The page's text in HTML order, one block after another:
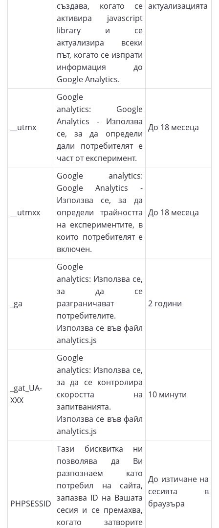
създава, когато се
активира javascript
library и се
актуализира всеки
път, когато се изпрати
информация до
Google Analytics.
актуализацията
__utmx
Google
analytics: Google
Analytics - Използва
се, за да определи
дали потребителят е
част от експеримент.
До 18 месеца
__utmxx
Google analytics:
Google Analytics -
Използва се, за да
определи трайността
на експериментите, в
които потребителят е
включен.
До 18 месеца
_ga
Google
analytics: Използва се,
за да се
разграничават
потребителите.
Използва се във файл
analytics.js
2 години
_gat_UA-
ХХХ
Google
analytics: Използва се,
за да се контролира
скоростта на
запитванията.
Използва се във файл
analytics.js
10 минути
PHPSESSID
Тази бисквитка ни
позволява да Ви
разпознаем като
потребил на сайта,
запазва ID на Вашата
сесия и се премахва,
когато затворите
До изтичане на
сесията в
браузъра